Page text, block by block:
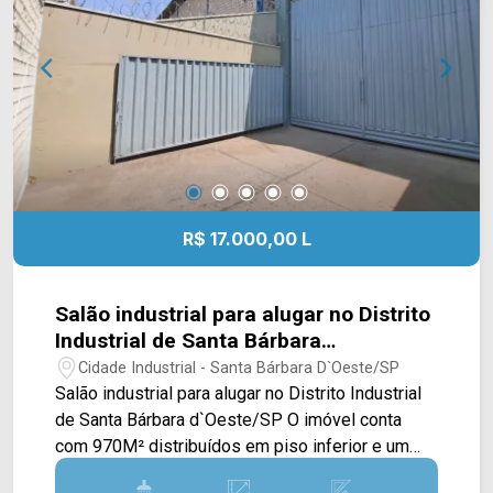
contato com a equipe da Arbix Imóveis e agende
a sua visita!! WhatsApp e Telefone: (19) 3475-
mudança!
R$ 17.000,00 L
Salão industrial para alugar no Distrito
Industrial de Santa Bárbara
d`Oeste/SP
Cidade Industrial - Santa Bárbara D`Oeste/SP
Salão industrial para alugar no Distrito Industrial
de Santa Bárbara d`Oeste/SP O imóvel conta
com 970M² distribuídos em piso inferior e um
superior. No piso inferior conta com uma